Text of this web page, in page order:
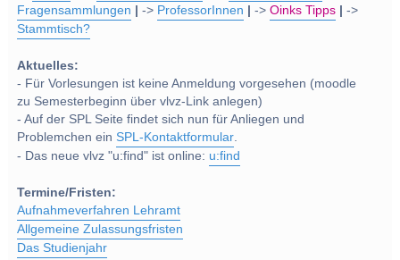
Fragensammlungen
-> ProfessorInnen ->Oinks Tipps
->
Stammtisch?
Aktuelles:
- Für Vorlesungen ist keine Anmeldung vorgesehen (moodle
zu Semesterbeginn über vlvz-Link anlegen)
- Auf der SPL Seite findet sich nun für Anliegen und
Problemchen einSPL-Kontaktformular.
- Das neue vlvz "u:find" ist online: u:find
Termine/Fristen:
Aufnahmeverfahren Lehramt
Allgemeine Zulassungsfristen
Das Studienjahr